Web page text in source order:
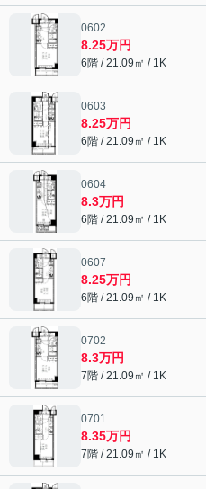
0602
8.25万円
6階 / 21.09㎡ / 1K
0603
8.25万円
6階 / 21.09㎡ / 1K
0604
8.3万円
6階 / 21.09㎡ / 1K
0607
8.25万円
6階 / 21.09㎡ / 1K
0702
8.3万円
7階 / 21.09㎡ / 1K
0701
8.35万円
7階 / 21.09㎡ / 1K